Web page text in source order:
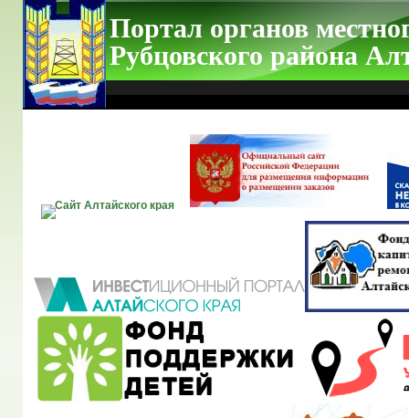
Портал органов
Рубцовского района